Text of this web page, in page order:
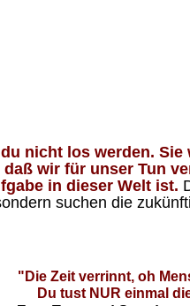
nicht los werden.
wir für unser Tun
in dieser Welt ist.
suchen die
"Die Zeit verrinnt, oh
Du tust NUR einmal